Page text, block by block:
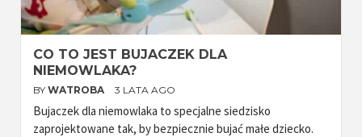
CO TO JEST BUJACZEK DLA
NIEMOWLAKA?
BY WATROBA 3 LATA AGO
Bujaczek dla niemowlaka to specjalne siedzisko
zaprojektowane tak, by bezpiecznie bujać małe dziecko.